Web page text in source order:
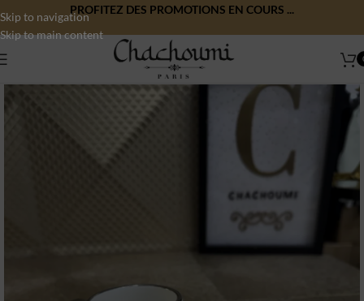
Skip to navigation
Skip to main content
PROFITEZ DES PROMOTIONS EN COURS ...